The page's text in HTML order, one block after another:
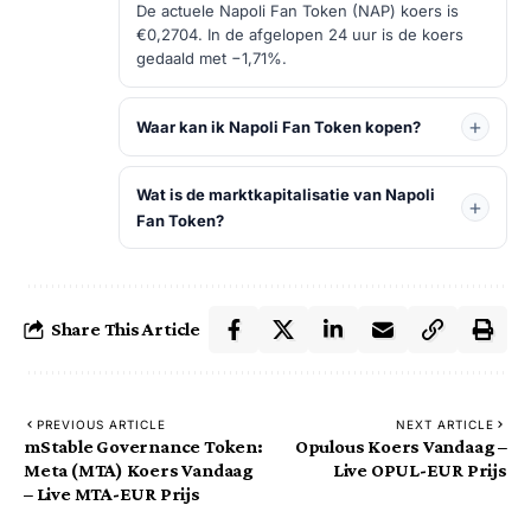
De actuele Napoli Fan Token (NAP) koers is
€0,2704. In de afgelopen 24 uur is de koers
gedaald met −1,71%.
Waar kan ik Napoli Fan Token kopen?
Wat is de marktkapitalisatie van Napoli
Fan Token?
Share This Article
PREVIOUS ARTICLE
mStable Governance Token:
Meta (MTA) Koers Vandaag
– Live MTA-EUR Prijs
NEXT ARTICLE
Opulous Koers Vandaag –
Live OPUL-EUR Prijs